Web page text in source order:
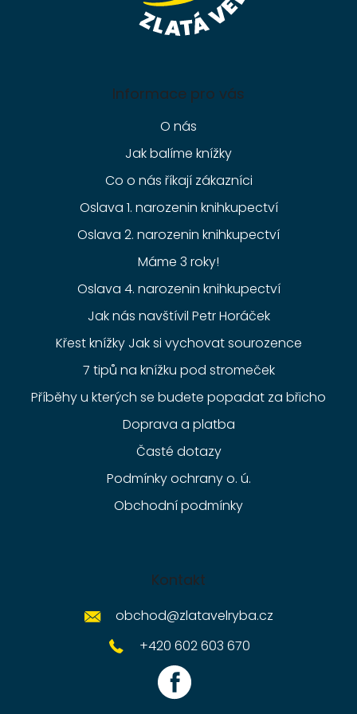
Informace pro vás
O nás
Jak balíme knížky
Co o nás říkají zákazníci
Oslava 1. narozenin knihkupectví
Oslava 2. narozenin knihkupectví
Máme 3 roky!
Oslava 4. narozenin knihkupectví
Jak nás navštívil Petr Horáček
Křest knížky Jak si vychovat sourozence
7 tipů na knížku pod stromeček
Příběhy u kterých se budete popadat za břicho
Doprava a platba
Časté dotazy
Podmínky ochrany o. ú.
Obchodní podmínky
Kontakt
obchod@zlatavelryba.cz
+420 602 603 670